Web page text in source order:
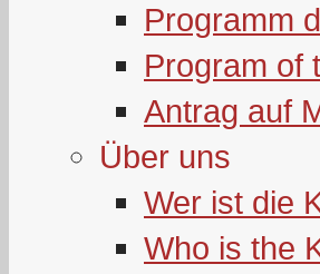
Programm
Program of
Antrag auf
Über uns
Wer ist die
Who is the